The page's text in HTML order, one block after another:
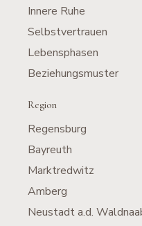
Innere Ruhe
Selbstvertrauen
Lebensphasen
Beziehungsmuster
Region
Regensburg
Bayreuth
Marktredwitz
Amberg
Neustadt a.d.